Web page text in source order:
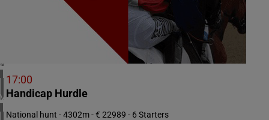
ZUID-AFRIKA
1 meeting(s)
VERENIGD KONINKRIJK
3 meeting(s)
17:00
Handicap Hurdle
National hunt - 4302m - € 22989 - 6 Starters